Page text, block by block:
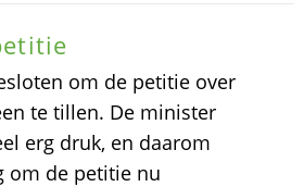
om de petitie over
te tillen. De minister
erg druk, en daarom
om de petitie nu